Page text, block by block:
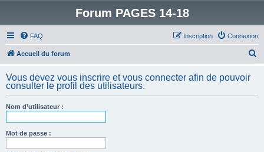
Forum PAGES 14-18
FAQ Connexion
Inscription
Accueil du forum
h
Vous devez vous inscrire et vous connecter afin de pouvoir
consulter le profil des utilisateurs.
Nom d’utilisateur :
Mot de passe :